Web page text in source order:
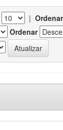
|
Ordenar